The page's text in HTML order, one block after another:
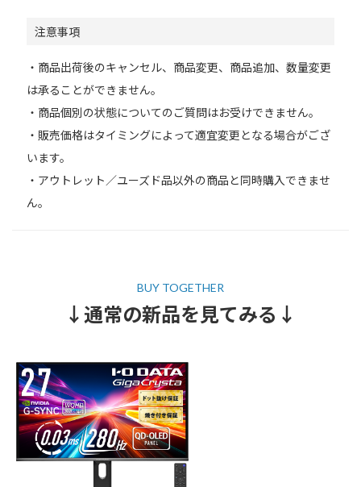
↓通常の新品を見てみる↓
注意事項
・商品出荷後のキャンセル、商品変更、商品追加、数量変更
は承ることができません。
・商品個別の状態についてのご質問はお受けできません。
・販売価格はタイミングによって適宜変更となる場合がござ
います。
・アウトレット／ユーズド品以外の商品と同時購入できませ
ん。